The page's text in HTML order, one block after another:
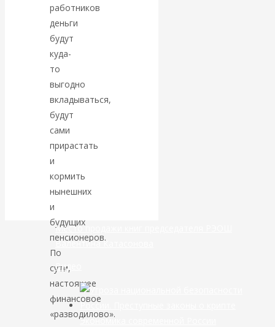
Валентин
Катасонов
считает, что
кризис в
банковской
сфере России
уже начался
работников
деньги
будут
куда-
то
выгодно
вкладываться,
будут
сами
прирастать
и
кормить
нынешних
и
будущих
пенсионеров.
По
сути,
настоящее
финансовое
«разводилово».
Место продажи книг председателя РЭОШ
Валентина Катасонова
Видео
Экономика современной России